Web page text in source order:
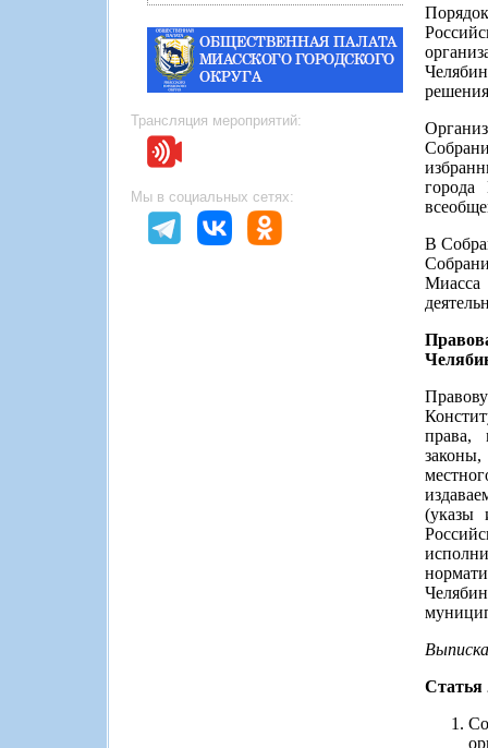
Трансляция мероприятий:
Мы в социальных сетях:
города
В
Миасса
права,
(указы
Статья